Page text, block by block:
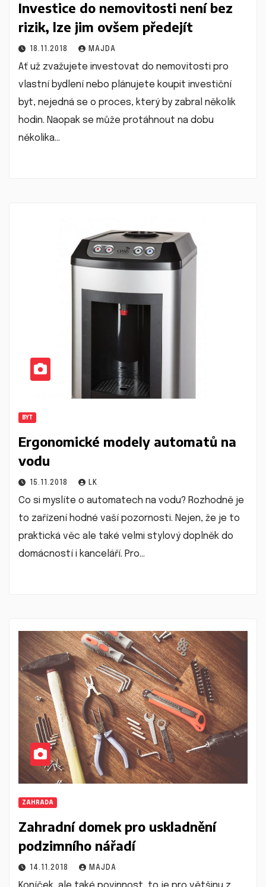
Investice do nemovitosti není bez
rizik, lze jim ovšem předejít
18.11.2018 MAJDA
Ať už zvažujete investovat do nemovitosti pro
vlastní bydlení nebo plánujete koupit investiční
byt, nejedná se o proces, který by zabral několik
hodin. Naopak se může protáhnout na dobu
několika…
BYT
Ergonomické modely automatů na
vodu
15.11.2018 LK
Co si myslíte o automatech na vodu? Rozhodně je
to zařízení hodné vaší pozornosti. Nejen, že je to
praktická věc ale také velmi stylový doplněk do
domácností i kanceláří. Pro…
ZAHRADA
Zahradní domek pro uskladnění
podzimního nářadí
14.11.2018 MAJDA